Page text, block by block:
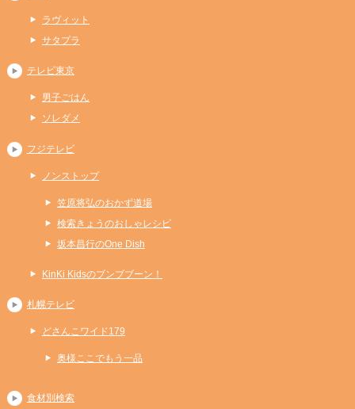
ラヴィット
サタプラ
テレビ東京
男子ごはん
ソレダメ
フジテレビ
ノンストップ
笠原将弘のおかず道場
検索きょうのおしゃレシピ
坂本昌行のOne Dish
KinKi Kidsのブンブブーン！
札幌テレビ
どさんこワイド179
奥様ここでもう一品
食材別検索